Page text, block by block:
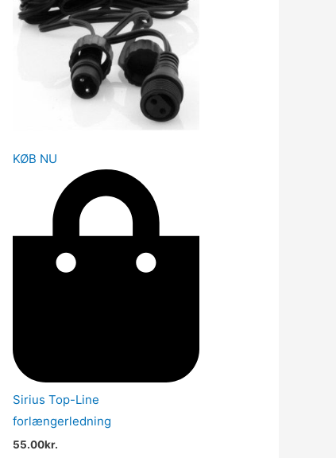
KØB NU
Sirius Top-Line
forlængerledning
55.00kr.